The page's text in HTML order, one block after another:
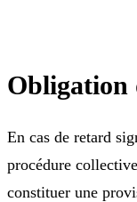
Obligation
En cas de retard
procédure
constituer une